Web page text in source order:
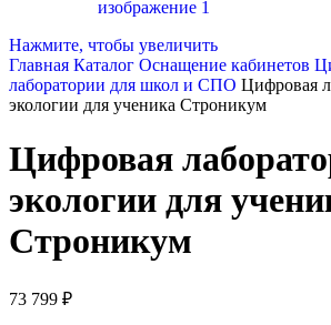
Нажмите, чтобы увеличить
Главная Каталог Оснащение кабинетов
лаборатории для школ и СПО Цифровая
экологии для ученика Строникум
Цифровая
экологии для
Строникум
73 799 ₽